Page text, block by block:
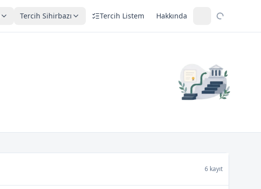
Tercih Sihirbazı Tercih Listem Hakkında
6 kayıt